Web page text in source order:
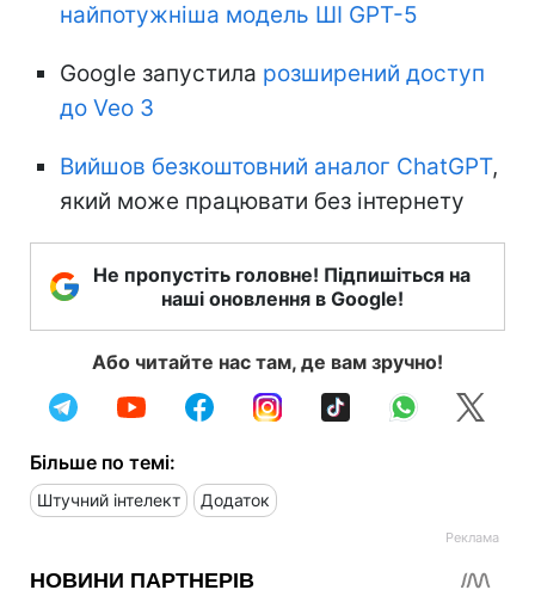
найпотужніша модель ШІ GPT-5
Google запустила розширений доступ
до Veo 3
Вийшов безкоштовний аналог ChatGPT,
який може працювати без інтернету
Не пропустіть головне! Підпишіться на
наші оновлення в Google!
Або читайте нас там, де вам зручно!
Більше по темі:
Штучний інтелект Додаток